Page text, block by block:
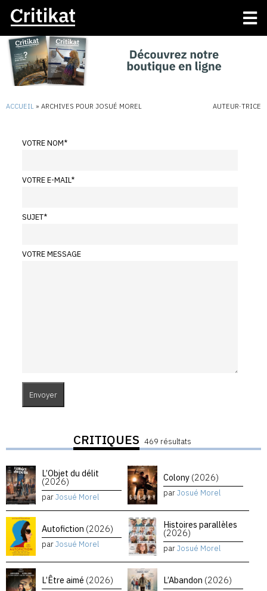
ACCUEIL » ARCHIVES POUR JOSUÉ MOREL AUTEUR·TRICE
VOTRE NOM*
VOTRE E-MAIL*
SUJET*
VOTRE MESSAGE
CRITIQUES 469 résultats
L’Objet du délit
(2026)
parJosué Morel
Colony (2026)
parJosué Morel
Autofiction (2026)
parJosué Morel
Histoires parallèles
(2026)
parJosué Morel
L’Être aimé (2026) L’Abandon (2026)